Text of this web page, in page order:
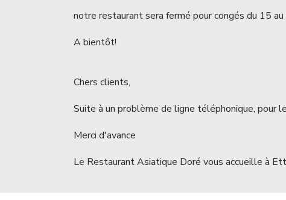
notre restaurant sera fermé pour congés du 15
A bientôt!
Chers clients,
Suite à un problème de ligne téléphonique, pour
Merci d'avance
Le Restaurant Asiatique Doré vous accueille à